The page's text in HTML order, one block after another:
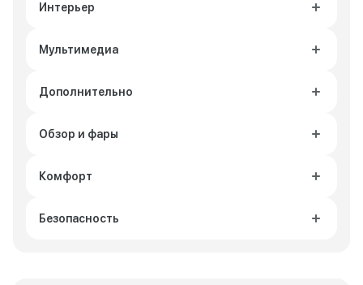
Интерьер
Мультимедиа
Дополнительно
Обзор и фары
Комфорт
Безопасность